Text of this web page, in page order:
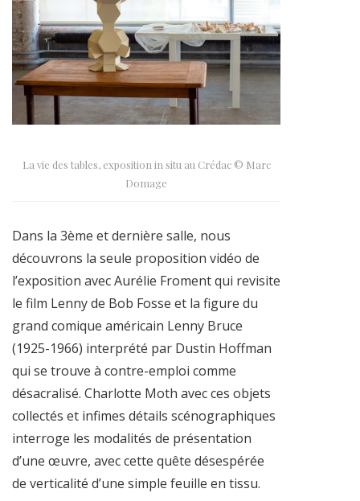
La vie des tables, exposition in situ au Crédac © Marc
Domage
Dans la 3ème et dernière salle, nous
découvrons la seule proposition vidéo de
l’exposition avec Aurélie Froment qui revisite
le film Lenny de Bob Fosse et la figure du
grand comique américain Lenny Bruce
(1925-1966) interprété par Dustin Hoffman
qui se trouve à contre-emploi comme
désacralisé. Charlotte Moth avec ces objets
collectés et infimes détails scénographiques
interroge les modalités de présentation
d’une œuvre, avec cette quête désespérée
de verticalité d’une simple feuille en tissu.